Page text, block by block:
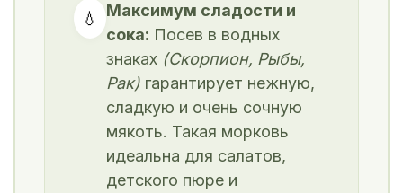
💧
Максимум сладости и
сока: Посев в водных
знаках (Скорпион, Рыбы,
Рак) гарантирует нежную,
сладкую и очень сочную
мякоть. Такая морковь
идеальна для салатов,
детского пюре и